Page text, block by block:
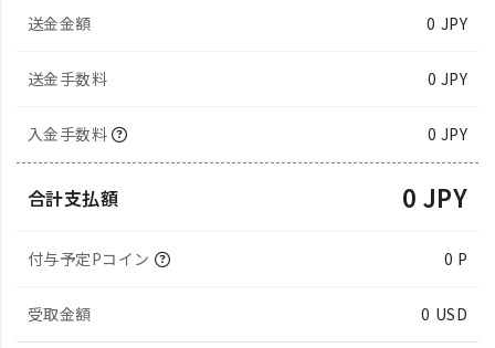
送金金額 0 JPY
送金手数料 0 JPY
入金手数料 0 JPY
合計支払額 0 JPY
付与予定Pコイン 0 P
受取金額 0 USD